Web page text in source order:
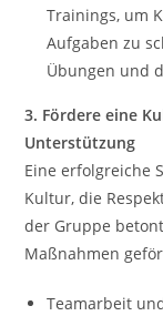
Trainings, um
Aufgaben zu
Übungen und
3. Fördere eine
Unterstützung
Eine erfolgreiche
Kultur, die
der Gruppe
Maßnahmen
Teamarbeit